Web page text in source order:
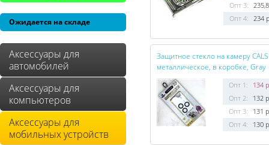
Ожидается на складе
Аксессуары для
автомобилей
Аксессуары для
компьютеров
Аксессуары для
мобильных устройств
Опт 3:
Опт 4: 234
Защитное стекло на камеру
металлическое, в коробке, Gray
Опт 1:
134
Опт 2:
132
Опт 3:
131
Опт 4:
130